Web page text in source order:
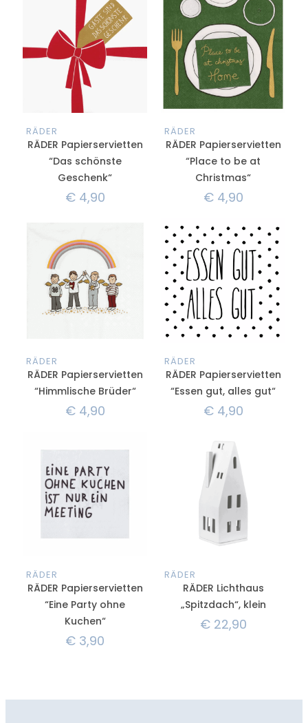
RÄDER
RÄDER Papierservietten
“Das schönste
Geschenk“
€4,90
RÄDER
RÄDER Papierservietten
“Place to be at
Christmas“
€4,90
RÄDER
RÄDER Papierservietten
“Himmlische Brüder“
€4,90
RÄDER
RÄDER Papierservietten
“Essen gut, alles gut“
€4,90
RÄDER
RÄDER Papierservietten
“Eine Party ohne
Kuchen“
€ 3,90
RÄDER
RÄDER Lichthaus
„Spitzdach“, klein
€22,90